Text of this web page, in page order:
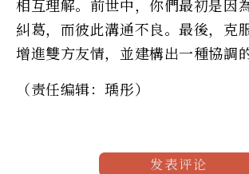
相互理解。前世中，你們最初是因
糾葛，而彼此溝通不良。最後，克
增進雙方友情，並建構出一種協調的
（责任编辑：瑀彤）
发表评论